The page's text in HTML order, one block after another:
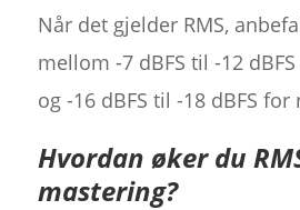
Når det gjelder RMS,
mellom -7 dBFS til -12
og -16 dBFS til -18 dBFS
Hvordan øker du
mastering?